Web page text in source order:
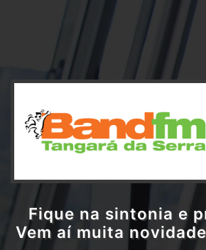
Fique na sintonia e
Vem aí muita